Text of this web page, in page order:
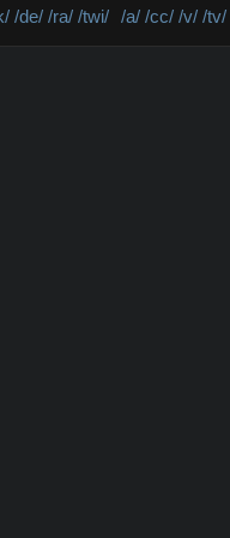
/de/ /ra/ /twi/ /a/ /cc/ /v/ /tv/